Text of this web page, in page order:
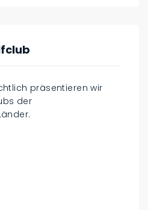
präsentieren wir
der